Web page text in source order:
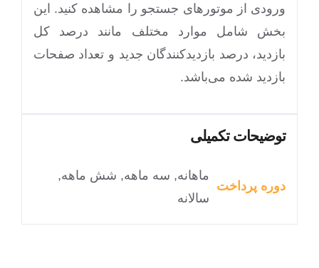
ورودی از موتورهای جستجو را مشاهده کنید. این
بخش شامل موارد مختلف مانند درصد کل
بازدید، درصد بازدیدکنندگان جدید و تعداد صفحات
بازدید شده می‌باشد.
توضیحات تکمیلی
دوره پرداخت
ماهانه, سه ماهه, شش ماهه,
سالانه